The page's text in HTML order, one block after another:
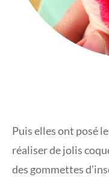
Puis elles ont posé
réaliser de jolis
des gommettes